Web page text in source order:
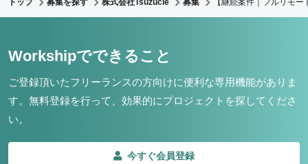
トップ 募集を探す 株式会社Tsuzucle 募集 【継続案件｜フルリモ
Workshipでできること
ご登録頂いたフリーランスの方向けに便利な専用機能がありま
す。 無料登録を行って、効果的にプロジェクトを探してくださ
い。
今すぐ会員登録